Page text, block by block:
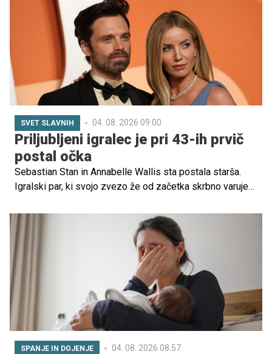
vstopiti v svet mode.
SVET SLAVNIH 04. 08. 2026 09.00
Priljubljeni igralec je pri 43-ih prvič
postal očka
Sebastian Stan in Annabelle Wallis sta postala starša.
Igralski par, ki svojo zvezo že od začetka skrbno varuje
pozdravil rojstvo prvega skupnega otroka. Novopečena
starša za zdaj nista razkrila spola, imena ali datuma
rojstva otroka, zato podrobnosti ostajajo zasebne.
SPANJE IN DOJENJE 04. 08. 2026 08.57